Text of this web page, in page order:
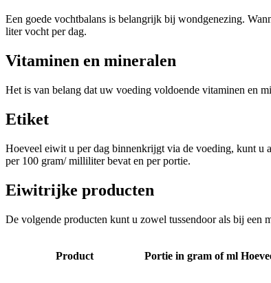
Een goede vochtbalans is belangrijk bij wondgenezing.
liter vocht per dag.
Vitaminen en mineralen
Het is van belang dat uw voeding voldoende vitaminen en
Etiket
Hoeveel eiwit u per dag binnenkrijgt via de voeding, kunt u
per 100 gram/ milliliter bevat en per portie.
Eiwitrijke producten
De volgende producten kunt u zowel tussendoor als bij een
Product Portie in gram of ml